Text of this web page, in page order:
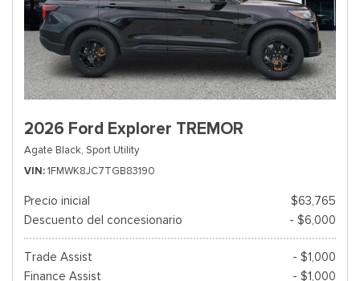
2026 Ford Explorer TREMOR
Agate Black, Sport Utility
VIN 1FMWK8JC7TGB83190
Precio inicial
$63,765
Descuento del concesionario
- $6,000
Trade Assist
- $1,000
Finance Assist
- $1,000